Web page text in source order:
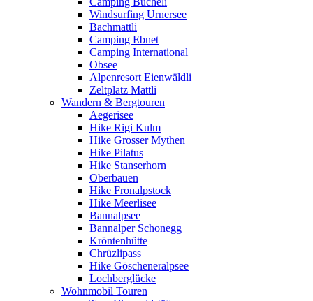
Windsurfing Urnersee
Bachmattli
Camping Ebnet
Camping International
Obsee
Alpenresort Eienwäldli
Zeltplatz Mattli
Wandern & Bergtouren
Aegerisee
Hike Rigi Kulm
Hike Grosser Mythen
Hike Pilatus
Hike Stanserhorn
Oberbauen
Hike Fronalpstock
Hike Meerlisee
Bannalpsee
Bannalper Schonegg
Kröntenhütte
Chrüzlipass
Hike Göscheneralpsee
Lochberglücke
Wohnmobil Touren